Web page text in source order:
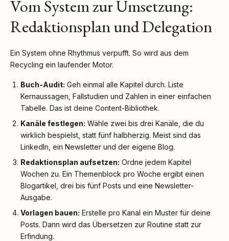
Vom System zur Umsetzung:
Redaktionsplan und Delegation
Ein System ohne Rhythmus verpufft. So wird aus dem
Recycling ein laufender Motor.
Buch-Audit: Geh einmal alle Kapitel durch. Liste
Kernaussagen, Fallstudien und Zahlen in einer einfachen
Tabelle. Das ist deine Content-Bibliothek.
Kanäle festlegen: Wähle zwei bis drei Kanäle, die du
wirklich bespielst, statt fünf halbherzig. Meist sind das
LinkedIn, ein Newsletter und der eigene Blog.
Redaktionsplan aufsetzen: Ordne jedem Kapitel
Wochen zu. Ein Themenblock pro Woche ergibt einen
Blogartikel, drei bis fünf Posts und eine Newsletter-
Ausgabe.
Vorlagen bauen: Erstelle pro Kanal ein Muster für deine
Posts. Dann wird das Übersetzen zur Routine statt zur
Erfindung.